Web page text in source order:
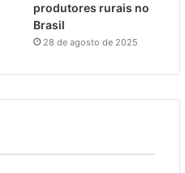
produtores rurais no
Brasil
28 de agosto de 2025